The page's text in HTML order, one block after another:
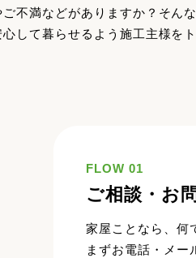
不満などがありますか？そん
して暮らせるよう施工主様を
FLOW 01
ご相談・お
家屋ことなら、何
まずお電話・メー